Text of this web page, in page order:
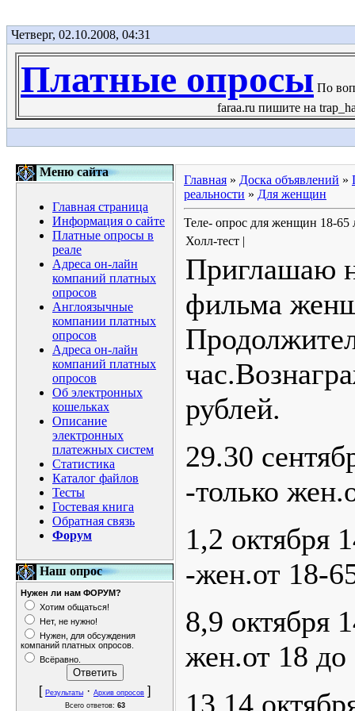
Четверг, 02.10.2008, 04:31
Платные опросы По
faraa.ru пишите на
Меню сайта
Главная страница
Информация о сайте
Платные опросы в
реале
Адреса он-лайн
компаний платных
опросов
Англоязычные
компании платных
опросов
Адреса он-лайн
компаний платных
опросов
Об электронных
кошельках
Описание
электронных
платежных систем
Статистика
Каталог файлов
Тесты
Гостевая книга
Обратная связь
Форум
Наш опрос
Нужен ли нам ФОРУМ?
Хотим общаться!
Нет, не нужно!
Нужен, для обсуждения
компаний платных опросов.
Всёравно.
[ Результаты · Архив опросов ]
Всего ответов: 63
Главная » Доска объявлений »
реальности » Для женщин
Теле- опрос для женщин 18-65
Холл-тест |
Приглашаю
фильма
рублей.
29.30
-только
1,2 октября
-жен.от 18-
8,9 октября
жен.от 18 до
13,14